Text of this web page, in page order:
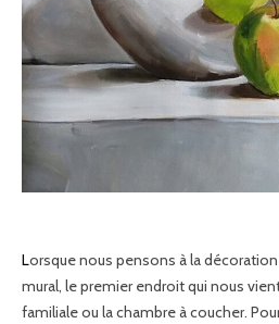
Lorsque nous pensons à la décoration d’une pièce avec de l’art
mural, le premier endroit qui nous
familiale ou la chambre à coucher.